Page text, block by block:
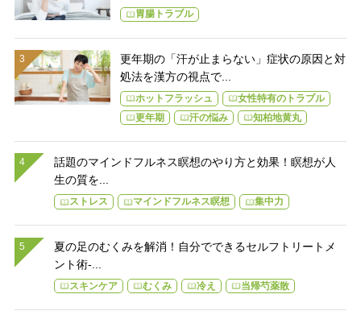
胃腸トラブル
更年期の「汗が止まらない」症状の原因と対
処法を漢方の視点で...
ホットフラッシュ
女性特有のトラブル
更年期
汗の悩み 知柏地黄丸
話題のマインドフルネス瞑想のやり方と効果！瞑想が人
生の質を...
ストレス マインドフルネス瞑想 集中力
夏の足のむくみを解消！自分でできるセルフトリートメ
ント術-...
スキンケア むくみ 冷え 当帰芍薬散